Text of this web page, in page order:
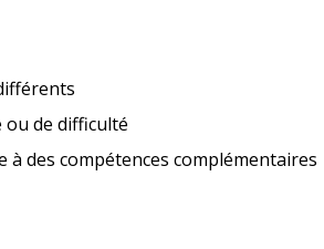
ou de difficulté
des compétences complémentaires